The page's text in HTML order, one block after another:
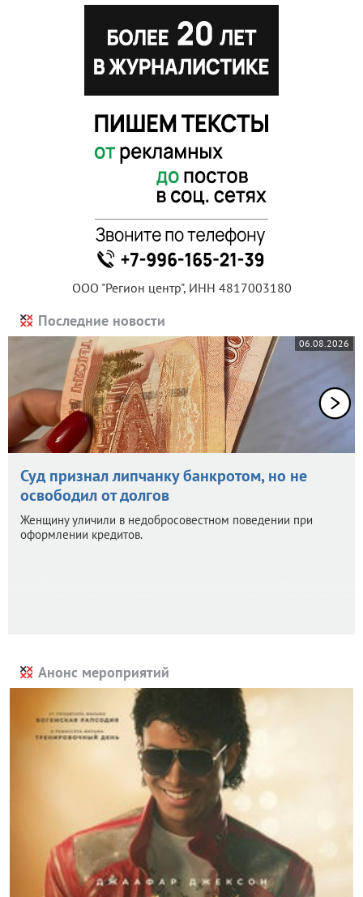
ООО "Регион центр", ИНН 4817003180
Последние новости
06.08.2026
Суд признал липчанку банкротом, но не
освободил от долгов
Женщину уличили в недобросовестном поведении при
оформлении кредитов.
Анонс мероприятий